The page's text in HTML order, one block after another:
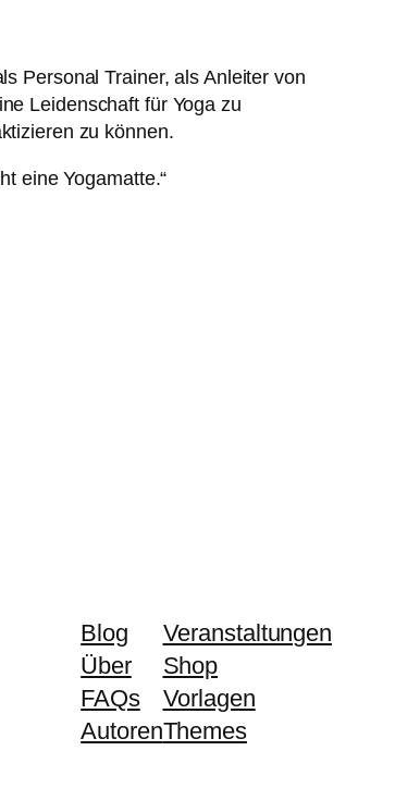
Personal Trainer, als Anleiter von
Leidenschaft für Yoga zu
zu können.
eine Yogamatte.“
Blog
Über
FAQs
Autoren
Veranstaltungen
Shop
Vorlagen
Themes